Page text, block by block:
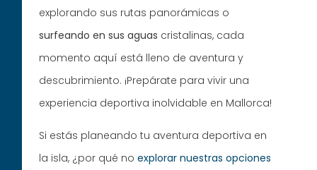
explorando sus rutas panorámicas o
surfeando en sus aguas cristalinas, cada
momento aquí está lleno de aventura y
descubrimiento. ¡Prepárate para vivir una
experiencia deportiva inolvidable en Mallorca!
Si estás planeando tu aventura deportiva en
la isla, ¿por qué noexplorar nuestras opciones